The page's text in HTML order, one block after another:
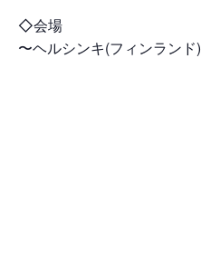
◇会場
〜ヘルシンキ(フィンランド)